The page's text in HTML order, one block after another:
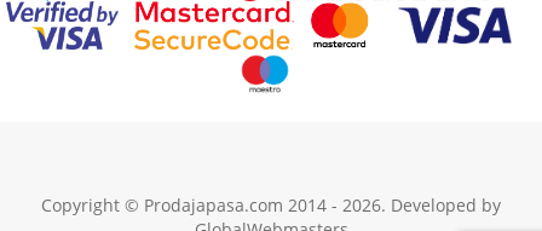
Copyright © Prodajapasa.com 2014 - 2026. Developed by